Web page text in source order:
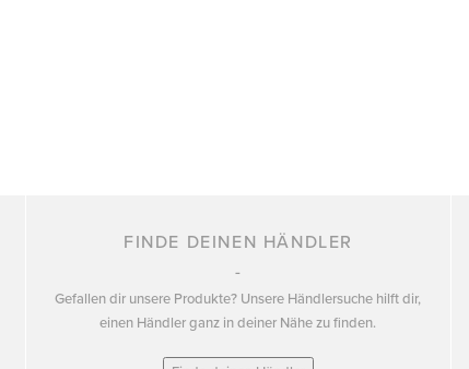
FINDE DEINEN HÄNDLER
Gefallen dir unsere Produkte? Unsere Händlersuche hilft dir,
einen Händler ganz in deiner Nähe zu finden.